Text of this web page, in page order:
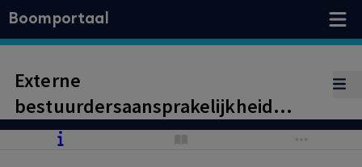
Boomportaal
Externe
bestuurdersaansprakelijkheid
wegens persoonlijk getoonde